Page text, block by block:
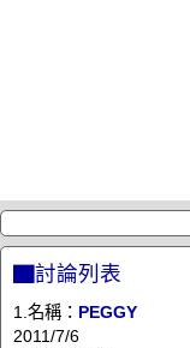
▇討論列表
1.名稱： PEGGY
2011/7/6